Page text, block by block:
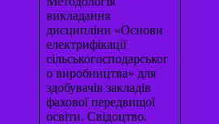
викладання
дисципліни «Основи
електрифікації
сільськогосподарськог
о виробництва» для
здобувачів закладів
фахової передвищої
освіти. Свідоцтво.